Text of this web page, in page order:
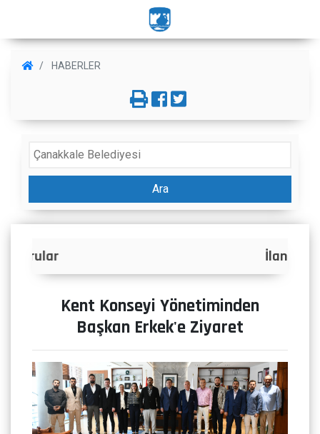
HABERLER
Ara
Kent Konseyi Yönetiminden
Başkan Erkek'e Ziyaret